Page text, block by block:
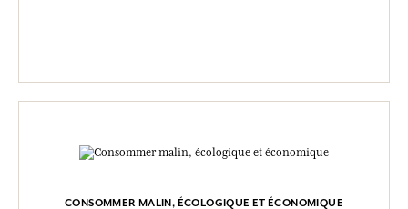
CONSOMMER MALIN, ÉCOLOGIQUE ET ÉCONOMIQUE